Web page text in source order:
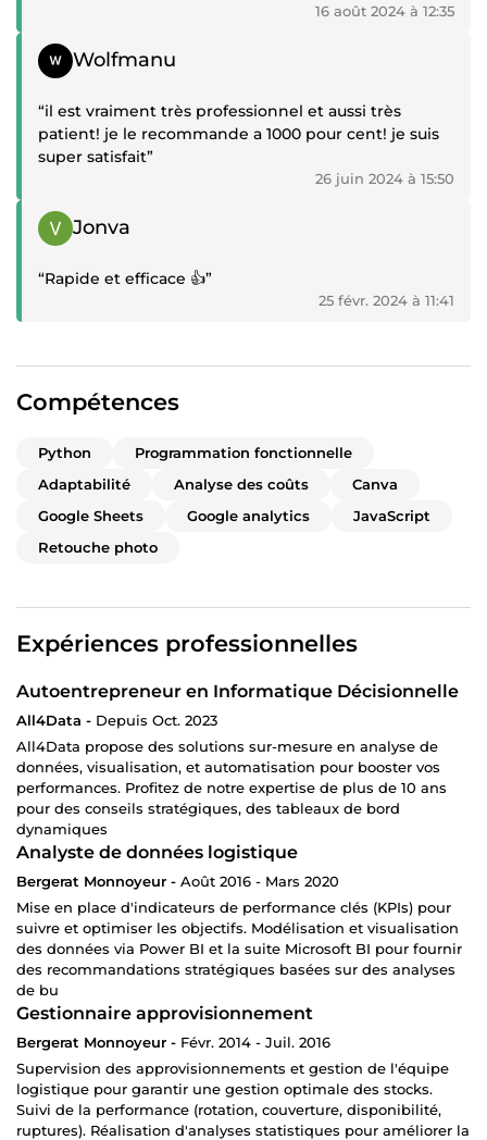
16 août 2024 à 12:35
Témoignage positif
Wolfmanu
“il est vraiment très professionnel et aussi très
patient! je le recommande a 1000 pour cent! je suis
super satisfait”
26 juin 2024 à 15:50
Témoignage positif
Jonva
“Rapide et efficace 👍”
25 févr. 2024 à 11:41
Compétences
Python
Programmation fonctionnelle
Adaptabilité
Analyse des coûts
Canva
Google Sheets
Google analytics
JavaScript
Retouche photo
Expériences professionnelles
Autoentrepreneur en Informatique Décisionnelle
All4Data - Depuis Oct. 2023
All4Data propose des solutions sur-mesure en analyse de
données, visualisation, et automatisation pour booster vos
performances. Profitez de notre expertise de plus de 10 ans
pour des conseils stratégiques, des tableaux de bord
dynamiques
Analyste de données logistique
Bergerat Monnoyeur - Août 2016 - Mars 2020
Mise en place d'indicateurs de performance clés (KPIs) pour
suivre et optimiser les objectifs. Modélisation et visualisation
des données via Power BI et la suite Microsoft BI pour fournir
des recommandations stratégiques basées sur des analyses
de bu
Gestionnaire approvisionnement
Bergerat Monnoyeur - Févr. 2014 - Juil. 2016
Supervision des approvisionnements et gestion de l'équipe
logistique pour garantir une gestion optimale des stocks.
Suivi de la performance (rotation, couverture, disponibilité,
ruptures). Réalisation d'analyses statistiques pour améliorer la